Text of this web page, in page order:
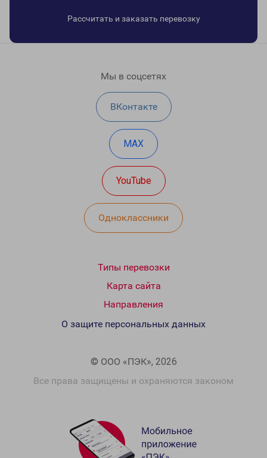
Рассчитать и заказать перевозку
Мы в соцсетях
ВКонтакте
MAX
YouTube
Одноклассники
Типы перевозки
Карта сайта
Направления
© ООО «ПЭК», 2026
Все права защищены и охраняются законом
О защите персональных данных